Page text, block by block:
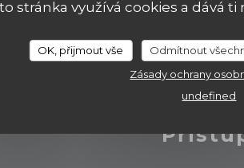
stránka využívá cookies a dává ti
OK, přijmout vše Odmítnout
Zásady ochrany
undefined